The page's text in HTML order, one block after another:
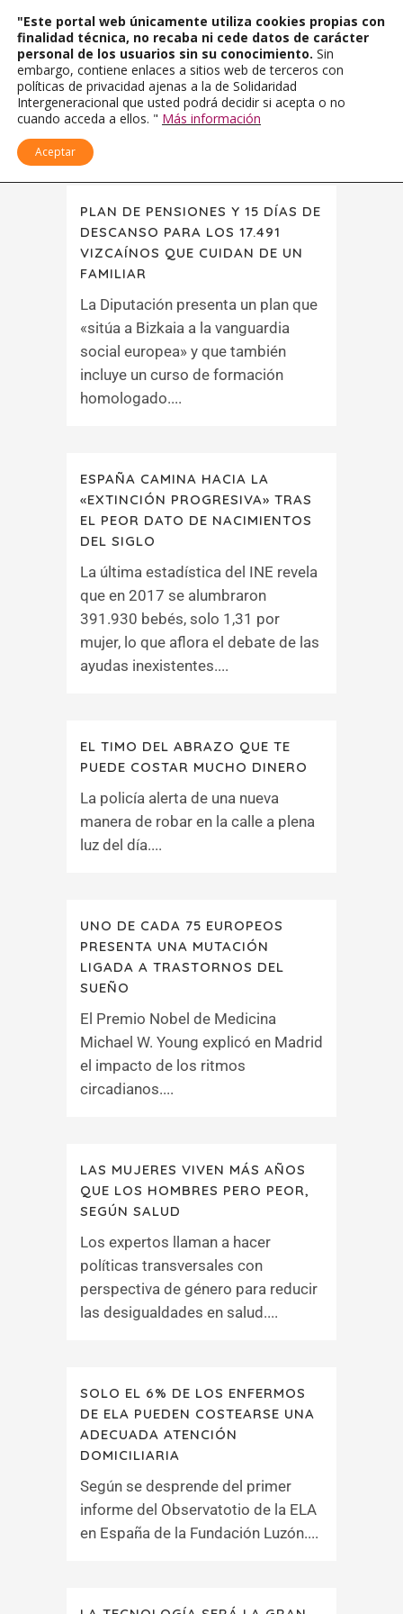
PLAN DE PENSIONES Y 15 DÍAS DE
DESCANSO PARA LOS 17.491
VIZCAÍNOS QUE CUIDAN DE UN
FAMILIAR
La Diputación presenta un plan que
«sitúa a Bizkaia a la vanguardia
social europea» y que también
incluye un curso de formación
homologado....
ESPAÑA CAMINA HACIA LA
«EXTINCIÓN PROGRESIVA» TRAS
EL PEOR DATO DE NACIMIENTOS
DEL SIGLO
La última estadística del INE revela
que en 2017 se alumbraron
391.930 bebés, solo 1,31 por
mujer, lo que aflora el debate de las
ayudas inexistentes....
EL TIMO DEL ABRAZO QUE TE
PUEDE COSTAR MUCHO DINERO
La policía alerta de una nueva
manera de robar en la calle a plena
luz del día....
UNO DE CADA 75 EUROPEOS
PRESENTA UNA MUTACIÓN
LIGADA A TRASTORNOS DEL
SUEÑO
El Premio Nobel de Medicina
Michael W. Young explicó en Madrid
el impacto de los ritmos
circadianos....
LAS MUJERES VIVEN MÁS AÑOS
QUE LOS HOMBRES PERO PEOR,
SEGÚN SALUD
Los expertos llaman a hacer
políticas transversales con
perspectiva de género para reducir
las desigualdades en salud....
SOLO EL 6% DE LOS ENFERMOS
DE ELA PUEDEN COSTEARSE UNA
ADECUADA ATENCIÓN
DOMICILIARIA
Según se desprende del primer
informe del Observatotio de la ELA
en España de la Fundación Luzón....
"Este portal web únicamente utiliza cookies propias con
finalidad técnica, no recaba ni cede datos de carácter
personal de los usuarios sin su conocimiento. Sin
embargo, contiene enlaces a sitios web de terceros con
políticas de privacidad ajenas a la de Solidaridad
Intergeneracional que usted podrá decidir si acepta o no
cuando acceda a ellos. " Más información
Aceptar